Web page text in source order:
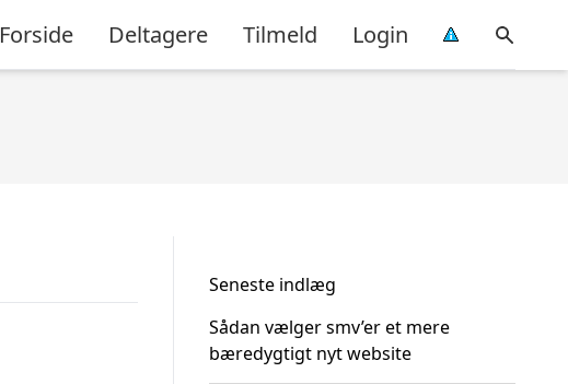
Forside Deltagere Tilmeld Login
Seneste indlæg
Sådan vælger smv’er et mere
bæredygtigt nyt website